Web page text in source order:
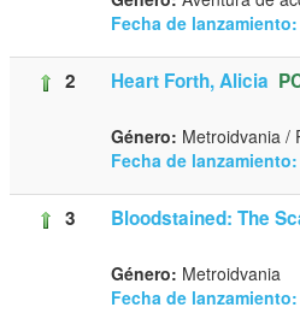
Fecha de lanzamiento:
2 Heart Forth, Alicia
Género: Metroidvania /
Fecha de lanzamiento:
3 Bloodstained: The
Género: Metroidvania
Fecha de lanzamiento: